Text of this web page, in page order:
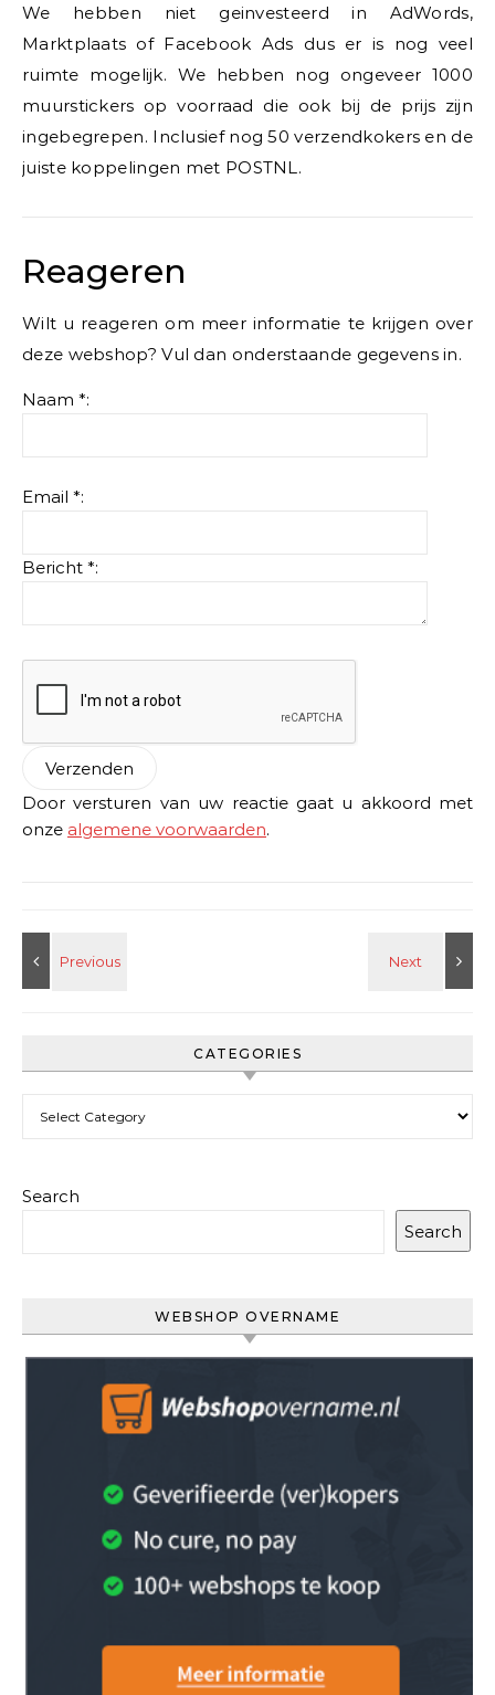
We hebben niet geinvesteerd in AdWords,
Marktplaats of Facebook Ads dus er is nog veel
ruimte mogelijk. We hebben nog ongeveer 1000
muurstickers op voorraad die ook bij de prijs zijn
ingebegrepen. Inclusief nog 50 verzendkokers en de
juiste koppelingen met POSTNL.
Reageren
Wilt u reageren om meer informatie te krijgen over
deze webshop? Vul dan onderstaande gegevens in.
Naam *:
Email *:
Bericht *:
Door versturen van uw reactie gaat u akkoord met
onze algemene voorwaarden.
CATEGORIES
Search
Search
WEBSHOP OVERNAME